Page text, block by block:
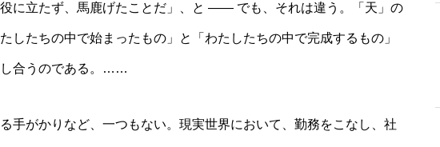
に立たず、馬鹿げたことだ」、と ―― でも、それは違う。「天」の
したちの中で始まったもの」と「わたしたちの中で完成するもの」
し合うのである。……
手がかりなど、一つもない。現実世界において、勤務をこなし、社